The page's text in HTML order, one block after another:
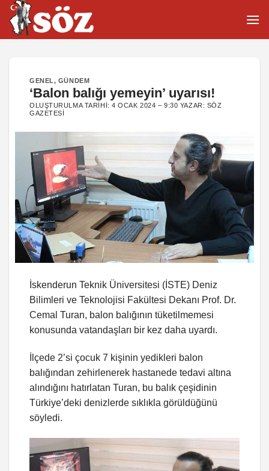
İçeriğe
atla
GENEL, GÜNDEM
‘Balon balığı yemeyin’ uyarısı!
OLUŞTURULMA TARIHI:4 OCAK 2024 – 9:30 YAZAR: SÖZ
GAZETESI
İskenderun Teknik Üniversitesi (İSTE) Deniz
Bilimleri ve Teknolojisi Fakültesi Dekanı Prof. Dr.
Cemal Turan, balon balığının tüketilmemesi
konusunda vatandaşları bir kez daha uyardı.
İlçede 2’si çocuk 7 kişinin yedikleri balon
balığından zehirlenerek hastanede tedavi altına
alındığını hatırlatan Turan, bu balık çeşidinin
Türkiye’deki denizlerde sıklıkla görüldüğünü
söyledi.